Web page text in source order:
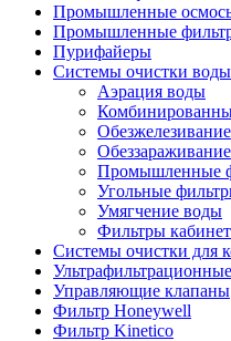
Промышленные
Промышленные
Пурифайеры
Системы очистки воды
Аэрация воды
Промышленные
Угольные
Умягчение воды
Фильтры
Системы очистки для
Управляющие клапаны
Фильтр Honeywell
Фильтр Kinetico